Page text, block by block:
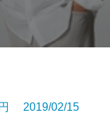
2019/02/15